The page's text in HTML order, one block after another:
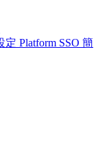
定 Platform SSO 簡